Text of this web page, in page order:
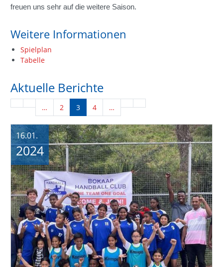
freuen uns sehr auf die weitere Saison.
Weitere Informationen
Spielplan
Tabelle
Aktuelle Berichte
… 2 3 4 …
16.01.
2024